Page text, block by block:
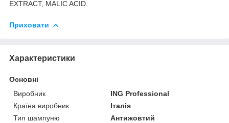
EXTRACT, MALIC ACID.
Приховати
Характеристики
Основні
Виробник
ING Professional
Країна виробник
Італія
Тип шампуню
Антижовтий